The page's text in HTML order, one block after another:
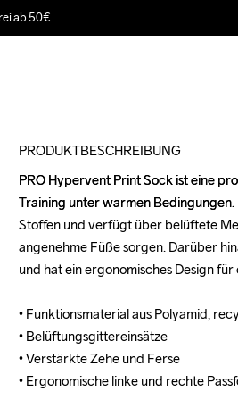
ab 50€
PRODUKTBESCHREIBUNG
PRO Hypervent Print Sock ist eine
Training unter warmen
Stoffen und verfügt über belüftete
angenehme Füße sorgen. Darüber
und hat ein ergonomisches Design
• Funktionsmaterial aus Polyamid,
• Belüftungsgittereinsätze
• Verstärkte Zehe und Ferse
• Ergonomische linke und rechte
PRO Hypervent Print Sock ist eine
Training unter warmen
Stoffen und verfügt über belüftete
angenehme Füße sorgen. Darüber
und hat ein ergonomisches Design
• Funktionsmaterial aus Polyamid,
• Belüftungsgittereinsätze
• Verstärkte Zehe und Ferse
• Ergonomische linke und rechte